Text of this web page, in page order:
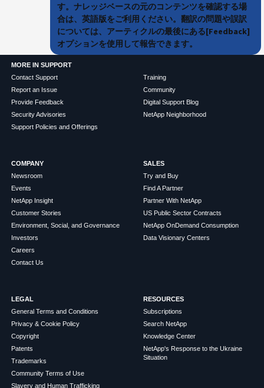
す。ナレッジベースの元のコンテンツを確認する場
合は、英語版をご利用ください。翻訳の問題や誤訳
については、アーティクルの最後にある[Feedback]
オプションを使用して報告できます。
MORE IN SUPPORT
Contact Support
Report an Issue
Provide Feedback
Security Advisories
Support Policies and Offerings
Training
Community
Digital Support Blog
NetApp Neighborhood
COMPANY
Newsroom
Events
NetApp Insight
Customer Stories
Environment, Social, and Governance
Investors
Careers
Contact Us
SALES
Try and Buy
Find A Partner
Partner With NetApp
US Public Sector Contracts
NetApp OnDemand Consumption
Data Visionary Centers
LEGAL
General Terms and Conditions
Privacy & Cookie Policy
Copyright
Patents
Trademarks
Community Terms of Use
Slavery and Human Trafficking
RESOURCES
Subscriptions
Search NetApp
Knowledge Center
NetApp's Response to the Ukraine
Situation